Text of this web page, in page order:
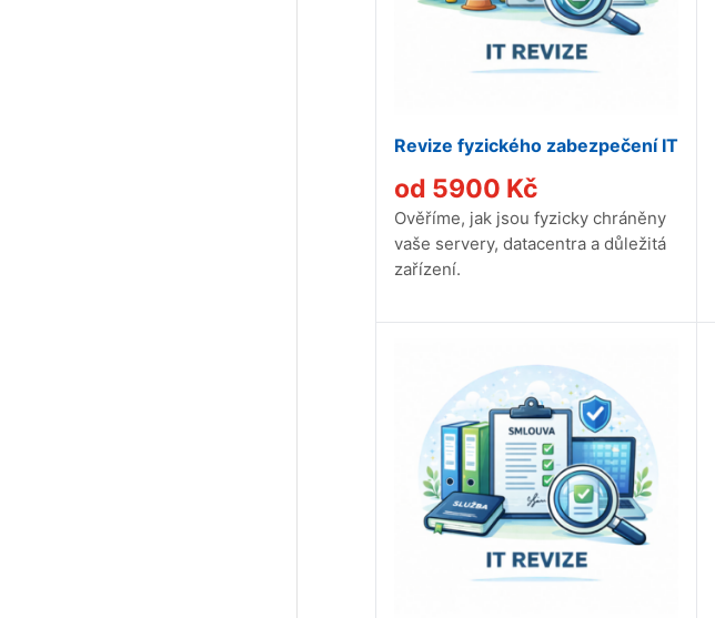
Revize fyzického zabezpečení IT
od 5900 Kč
Ověříme, jak jsou fyzicky chráněny
vaše servery, datacentra a důležitá
zařízení.